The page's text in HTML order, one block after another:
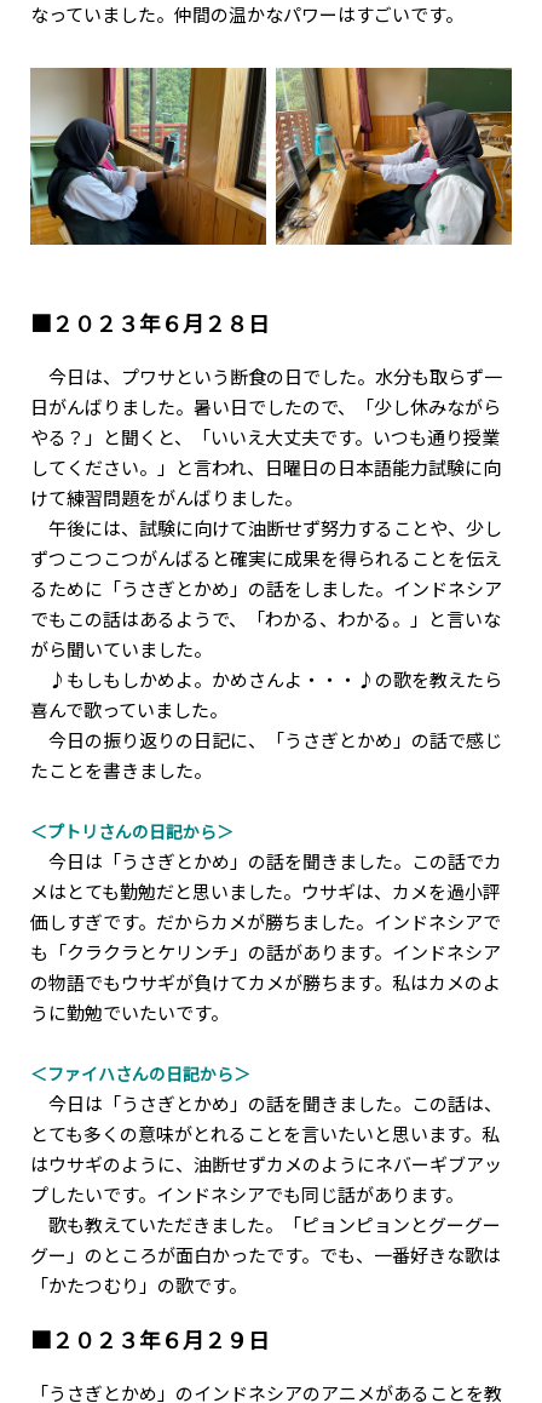
なっていました。仲間の温かなパワーはすごいです。
■２０２３年６月２８日
今日は、プワサという断食の日でした。水分も取らず一
日がんばりました。暑い日でしたので、「少し休みながら
やる？」と聞くと、「いいえ大丈夫です。いつも通り授業
してください。」と言われ、日曜日の日本語能力試験に向
けて練習問題をがんばりました。
午後には、試験に向けて油断せず努力することや、少し
ずつこつこつがんばると確実に成果を得られることを伝え
るために「うさぎとかめ」の話をしました。インドネシア
でもこの話はあるようで、「わかる、わかる。」と言いな
がら聞いていました。
♪もしもしかめよ。かめさんよ・・・♪の歌を教えたら
喜んで歌っていました。
今日の振り返りの日記に、「うさぎとかめ」の話で感じ
たことを書きました。
＜プトリさんの日記から＞
今日は「うさぎとかめ」の話を聞きました。この話でカ
メはとても勤勉だと思いました。ウサギは、カメを過小評
価しすぎです。だからカメが勝ちました。インドネシアで
も「クラクラとケリンチ」の話があります。インドネシア
の物語でもウサギが負けてカメが勝ちます。私はカメのよ
うに勤勉でいたいです。
＜ファイハさんの日記から＞
今日は「うさぎとかめ」の話を聞きました。この話は、
とても多くの意味がとれることを言いたいと思います。私
はウサギのように、油断せずカメのようにネバーギブアッ
プしたいです。インドネシアでも同じ話があります。
歌も教えていただきました。「ピョンピョンとグーグー
グー」のところが面白かったです。でも、一番好きな歌は
「かたつむり」の歌です。
■２０２３年６月２９日
「うさぎとかめ」のインドネシアのアニメがあることを教